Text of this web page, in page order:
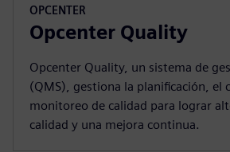
OPCENTER
Opcenter Quality
Opcenter Quality, un sistema de
(QMS), gestiona la planificación, el
monitoreo de calidad para lograr
calidad y una mejora continua.